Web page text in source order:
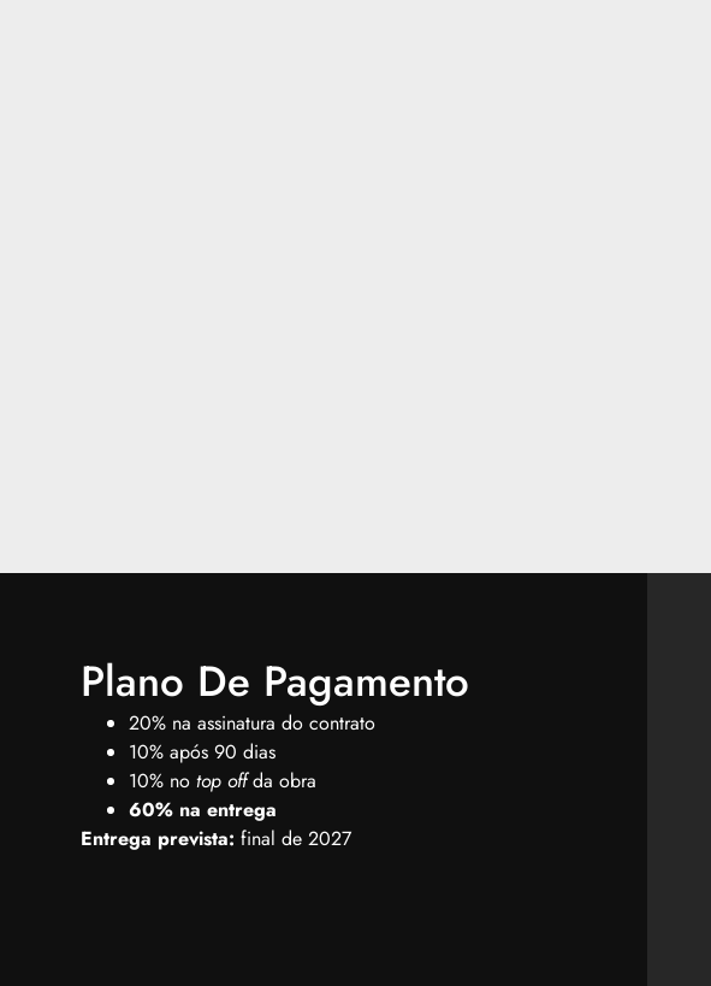
Plano De Pagamento
20% na assinatura do contrato
10% após 90 dias
10% notop offda obra
60% na entrega
Entrega prevista:final de 2027